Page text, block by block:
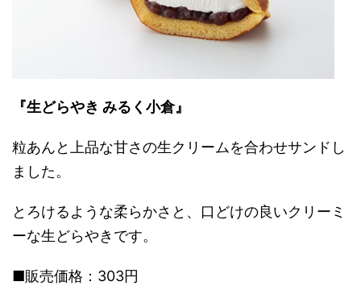
『生どらやき みるく小倉』
粒あんと上品な甘さの生クリームを合わせサンドし
ました。
とろけるような柔らかさと、口どけの良いクリーミ
ーな生どらやきです。
■販売価格：303円